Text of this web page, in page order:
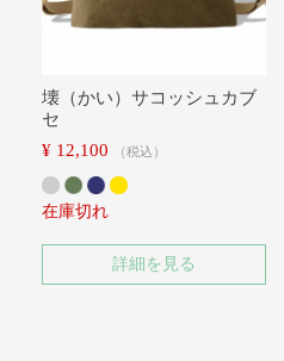
壊（かい）サコッシュカブ
セ
¥ 12,100 税込
在庫切れ
詳細を見る